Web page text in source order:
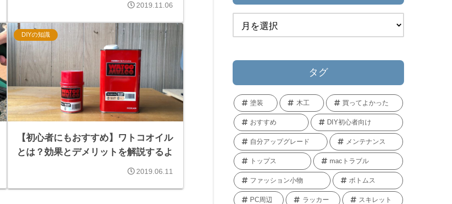
2019.11.06
DIYの知識
【初心者にもおすすめ】ワトコオイル
とは？効果とデメリットを解説するよ
2019.06.11
タグ
塗装 木工 買ってよかった
おすすめ DIY初心者向け
自分アップグレード メンテナンス
トップス macトラブル
ファッション小物 ボトムス
PC周辺 ラッカー スキレット